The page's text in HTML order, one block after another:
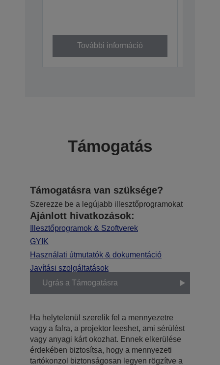
További információ
Támogatás
Támogatásra van szüksége?
Szerezze be a legújabb illesztőprogramokat
Ajánlott hivatkozások:
Illesztőprogramok & Szoftverek
GYIK
Használati útmutatók & dokumentáció
Javítási szolgáltatások
Ugrás a Támogatásra
Ha helytelenül szerelik fel a mennyezetre
vagy a falra, a projektor leeshet, ami sérülést
vagy anyagi kárt okozhat. Ennek elkerülése
érdekében biztosítsa, hogy a mennyezeti
tartókonzol biztonságosan legyen rögzítve a